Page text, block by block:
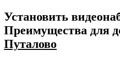
Установить
Преимущества для
Путалово